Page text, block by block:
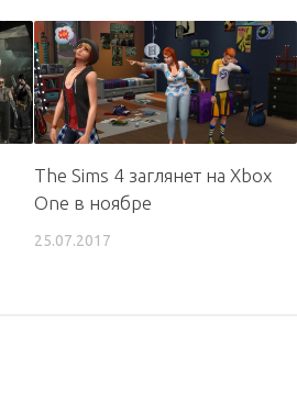
The Sims 4 заглянет на Xbox
One в ноябре
25.07.2017